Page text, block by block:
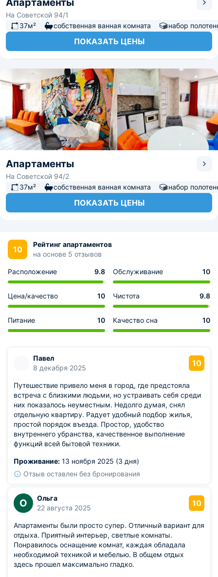
Апартаменты
На Советской 94/1
37м²
собственная ванная комната набор
ПОКАЗАТЬ ЦЕНЫ
Апартаменты
На Советской 94/2
37м²
собственная ванная комната набор
ПОКАЗАТЬ ЦЕНЫ
10
Рейтинг апартаментов
на основе 5 отзывов
Расположение 9.8 Обслуживание 10
Цена/качество 10 Чистота 9.8
Питание 10 Качество сна 10
Павел
8 декабря 2025
10
Путешествие привело меня в город, где предстояла
встреча с близкими людьми, но устраивать себя среди
них показалось неуместным. Недолго думая, снял
отдельную квартиру. Радует удобный подбор жилья,
простой порядок въезда. Простор, удобство
внутреннего убранства, качественное выполнение
функций всей бытовой техники.
Проживание: 13 ноября 2025 (3 дня)
Отзыв оставлен без бронирования
О
Ольга
22 августа 2025
10
Апартаменты были просто супер. Отличный вариант для
отдыха. Приятный интерьер, светлые комнаты.
Понравилось оснащение комнат, каждая обладала
необходимой техникой и мебелью. В общем отдых
здесь прошел максимально гладко.